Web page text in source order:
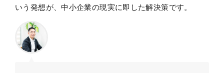
いう発想が、中小企業の現実に即した解決策です。